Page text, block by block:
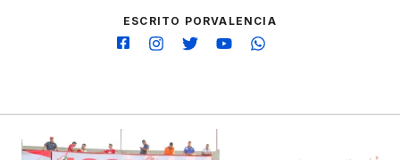
ESCRITO PORVALENCIA